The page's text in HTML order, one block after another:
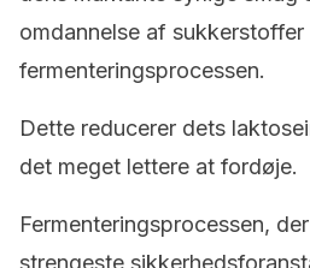
omdannelse af sukkerstoffer
fermenteringsprocessen.
Dette reducerer dets
det meget lettere at fordøje.
Fermenteringsprocessen,
strengeste